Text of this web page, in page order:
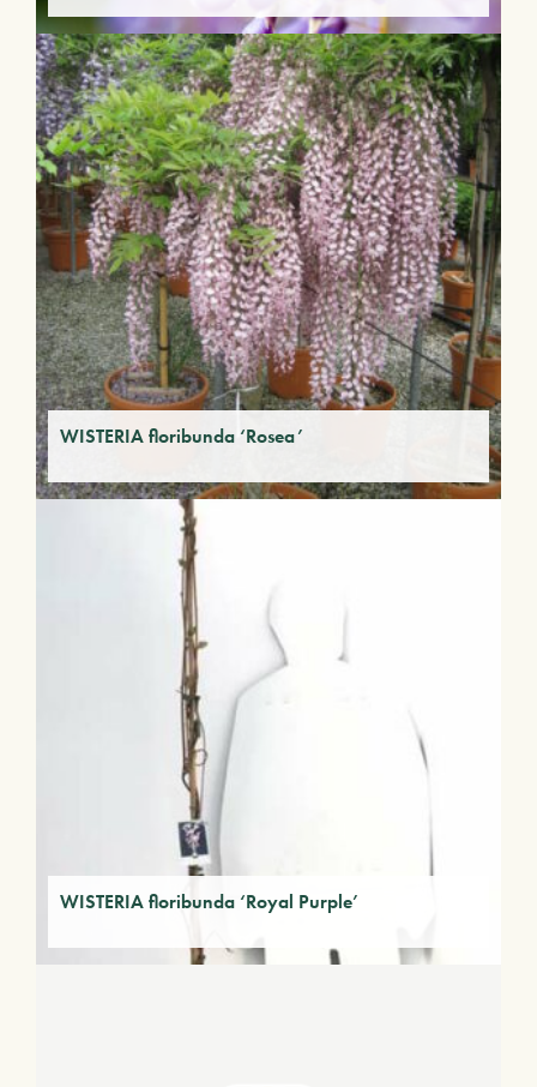
WISTERIA floribunda ‘Rosea’
WISTERIA floribunda ‘Royal Purple’